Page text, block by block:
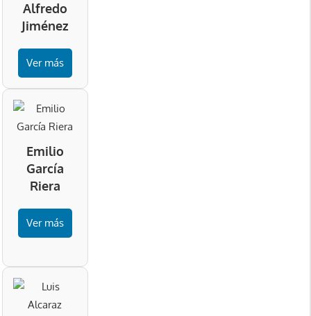
Alfredo
Jiménez
Ver más
Emilio
García
Riera
Ver más